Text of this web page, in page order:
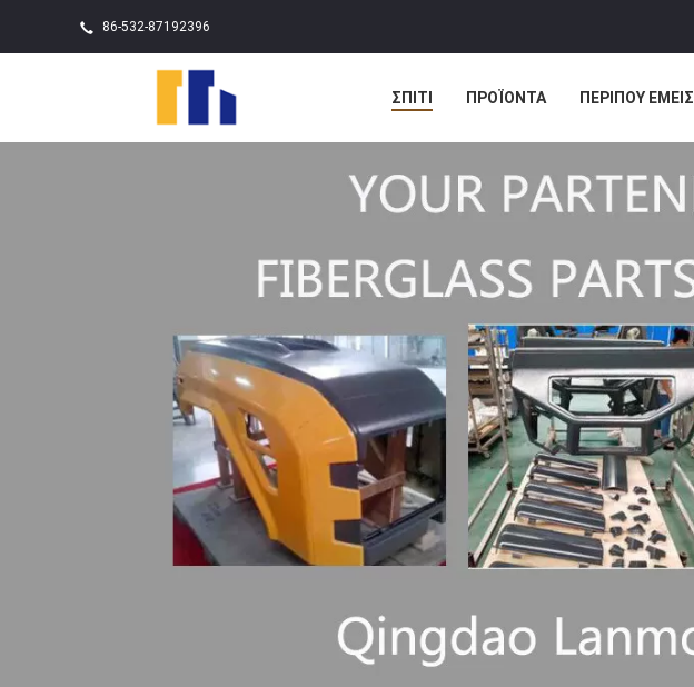
86-532-87192396
ΣΠΊΤΙ ΠΡΟΪΌΝΤΑ ΠΕΡΊΠΟΥ ΕΜΕΊΣ